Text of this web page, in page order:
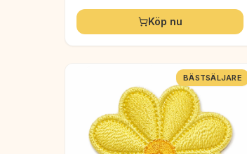
Köp nu
BÄSTSÄLJARE